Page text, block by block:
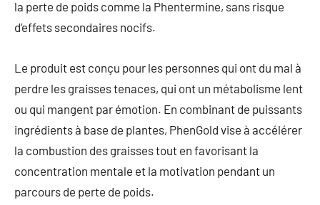
la perte de poids comme la Phentermine, sans risque
d’effets secondaires nocifs.
Le produit est conçu pour les personnes qui ont du mal à
perdre les graisses tenaces, qui ont un métabolisme lent
ou qui mangent par émotion. En combinant de puissants
ingrédients à base de plantes, PhenGold vise à accélérer
la combustion des graisses tout en favorisant la
concentration mentale et la motivation pendant un
parcours de perte de poids.